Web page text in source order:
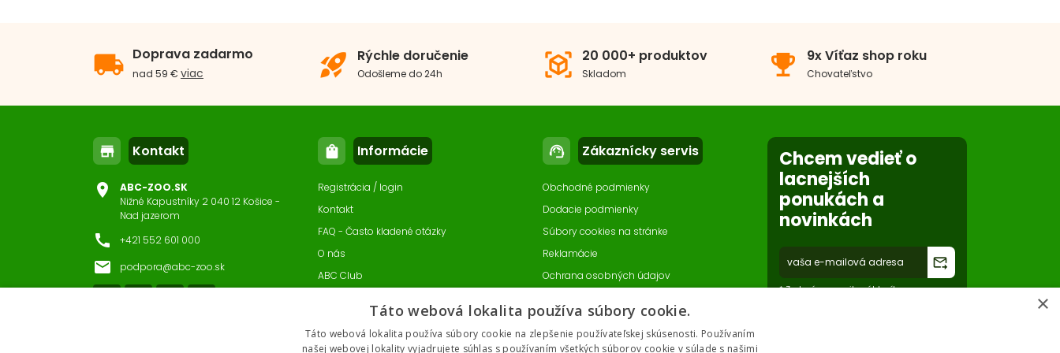
local_shipping Doprava zadarmo
nad 59 € viac rocket_launch Rýchle doručenie
Odošleme do 24h view_in_ar 20 000+ produktov
Skladom emoji_events 9x Víťaz shop roku
Chovateľstvo
store Kontakt
location_on
ABC-ZOO.SK
Nižné Kapustníky 2 040 12 Košice -
Nad jazerom
call +421 552 601 000
email podpora@abc-zoo.sk
shopping_bag Informácie
Registrácia / login
Kontakt
FAQ - Často kladené otázky
O nás
ABC Club
support_agent Zákaznícky servis
Obchodné podmienky
Dodacie podmienky
Súbory cookies na stránke
Reklamácie
Ochrana osobných údajov
Chcem vedieť o
lacnejších
ponukách a
novinkách
forward_to_inbox
* Zadaním e-mailu súhlasíte so
×
Táto webová lokalita používa súbory cookie.
Táto webová lokalita používa súbory cookie na zlepšenie používateľskej skúsenosti. Používaním
našej webovej lokality vyjadrujete súhlas s používaním všetkých súborov cookie v súlade s našimi